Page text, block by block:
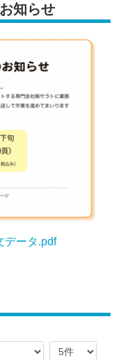
知らせ
データ.pdf